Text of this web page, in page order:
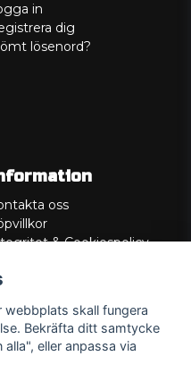
in
dig
lösenord?
oss
& Cookiespolicy
Garanti
oss
skall fungera
Bekräfta ditt samtycke
eller anpassa via